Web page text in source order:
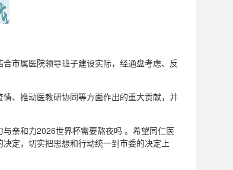
市属医院领导班子建设实际，经通盘考虑、反
、推动医教研协同等方面作出的重大贡献，并
亲和力2026世界杯需要熬夜吗 。希望同仁医
定，切实把思想和行动统一到市委的决定上